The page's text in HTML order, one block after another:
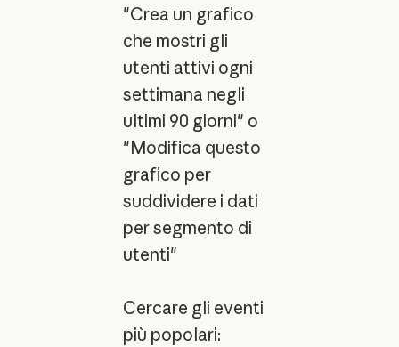
"Crea un grafico
che mostri gli
utenti attivi ogni
settimana negli
ultimi 90 giorni" o
"Modifica questo
grafico per
suddividere i dati
per segmento di
utenti"
Cercare gli eventi
più popolari: